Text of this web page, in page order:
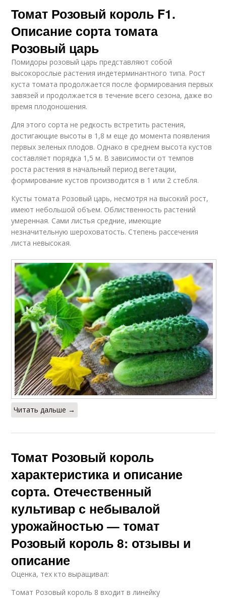
Томат Розовый король F1.
Описание сорта томата
Розовый царь
Помидоры розовый царь представляют собой
высокорослые растения индетерминантного типа. Рост
куста томата продолжается после формирования первых
завязей и продолжается в течение всего сезона, даже во
время плодоношения.
Для этого сорта не редкость встретить растения,
достигающие высоты в 1,8 м еще до момента появления
первых зеленых плодов. Однако в среднем высота кустов
составляет порядка 1,5 м. В зависимости от темпов
роста растения в начальный период вегетации,
формирование кустов производится в 1 или 2 стебля.
Кусты томата Розовый царь, несмотря на высокий рост,
имеют небольшой объем. Облиственность растений
умеренная. Сами листья средние, имеющие
незначительную шероховатость. Степень рассечения
листа невысокая.
Читать дальше →
Томат Розовый король
характеристика и описание
сорта. Отечественный
культивар с небывалой
урожайностью — томат
Розовый король 8: отзывы и
описание
Оценка, тех кто выращивал:
Томат Розовый король 8 входит в линейку